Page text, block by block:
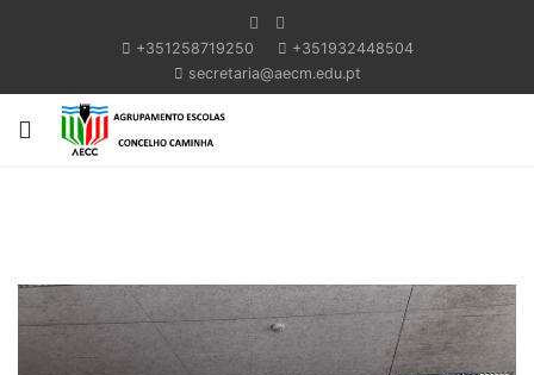
+351258719250
+351932448504
secretaria@aecm.edu.pt